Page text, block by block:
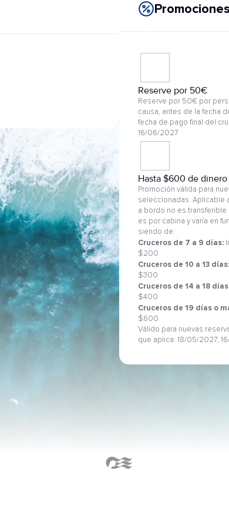
Promociones
Reserve por 50€
Reserve por 50€ por
causa, antes de la fecha
fecha de pago final del
16/06/2027
Hasta $600 de
Promoción válida para
seleccionadas. Aplicable
a bordo no es
es por cabina y varía en
siendo de:
Cruceros de 7 a 9 días:
$200
Cruceros de 10 a 13 días:
$300
Cruceros de 14 a 18
$400
Cruceros de 19 días o
$600
Válido para nuevas
que aplica: 18/05/2027,